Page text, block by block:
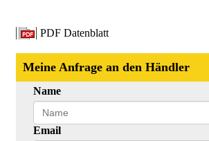
PDF Datenblatt
Meine Anfrage an den Händler
Name
Email